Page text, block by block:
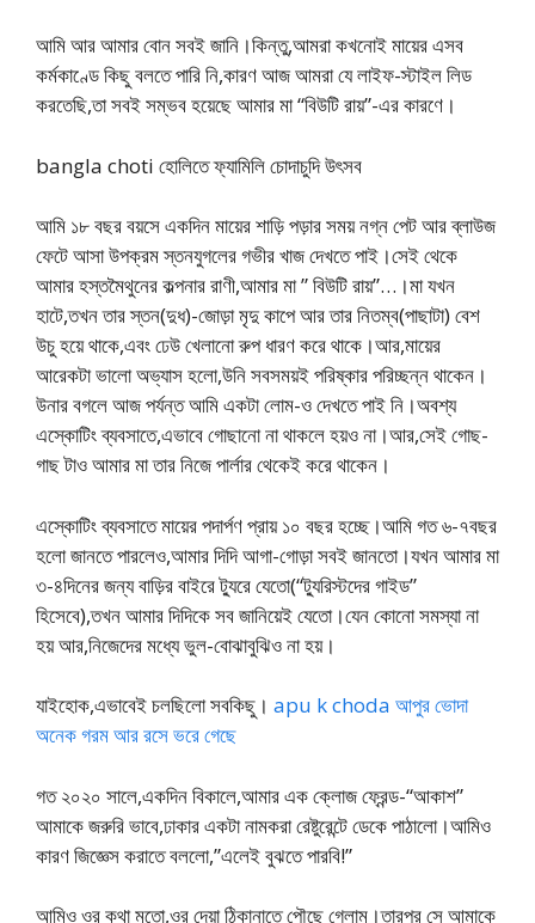
আমি আর আমার বোন সবই জানি।কিন্তু,আমরা কখনোই মায়ের এসব
কর্মকাণ্ডে কিছু বলতে পারি নি,কারণ আজ আমরা যে লাইফ-স্টাইল লিড
করতেছি,তা সবই সম্ভব হয়েছে আমার মা “বিউটি রায়”-এর কারণে।
bangla choti হোলিতে ফ্যামিলি চোদাচুদি উৎসব
আমি ১৮ বছর বয়সে একদিন মায়ের শাড়ি পড়ার সময় নগ্ন পেট আর ব্লাউজ
ফেটে আসা উপক্রম স্তনযুগলের গভীর খাজ দেখতে পাই।সেই থেকে
আমার হস্তমৈথুনের কল্পনার রাণী,আমার মা ” বিউটি রায়”…।মা যখন
হাটে,তখন তার স্তন(দুধ)-জোড়া মৃদু কাপে আর তার নিতম্ব(পাছাটা) বেশ
উচু হয়ে থাকে,এবং ঢেউ খেলানো রুপ ধারণ করে থাকে।আর,মায়ের
আরেকটা ভালো অভ্যাস হলো,উনি সবসময়ই পরিষ্কার পরিচ্ছন্ন থাকেন।
উনার বগলে আজ পর্যন্ত আমি একটা লোম-ও দেখতে পাই নি।অবশ্য
এস্কোটিং ব্যবসাতে,এভাবে গোছানো না থাকলে হয়ও না।আর,সেই গোছ-
গাছ টাও আমার মা তার নিজে পার্লার থেকেই করে থাকেন।
এস্কোটিং ব্যবসাতে মায়ের পদার্পণ প্রায় ১০ বছর হচ্ছে।আমি গত ৬-৭বছর
হলো জানতে পারলেও,আমার দিদি আগা-গোড়া সবই জানতো।যখন আমার মা
৩-৪দিনের জন্য বাড়ির বাইরে ট্যুরে যেতো(“ট্যুরিস্টদের গাইড”
হিসেবে),তখন আমার দিদিকে সব জানিয়েই যেতো।যেন কোনো সমস্যা না
হয় আর,নিজেদের মধ্যে ভুল-বোঝাবুঝিও না হয়।
যাইহোক,এভাবেই চলছিলো সবকিছু। apu k choda আপুর ভোদা
অনেক গরম আর রসে ভরে গেছে
গত ২০২০ সালে,একদিন বিকালে,আমার এক ক্লোজ ফ্রেন্ড-“আকাশ”
আমাকে জরুরি ভাবে,ঢাকার একটা নামকরা রেষ্টুরেন্টে ডেকে পাঠালো।আমিও
কারণ জিজ্ঞেস করাতে বললো,”এলেই বুঝতে পারবি!”
আমিও ওর কথা মতো,ওর দেয়া ঠিকানাতে পৌছে গেলাম।তারপর সে আমাকে